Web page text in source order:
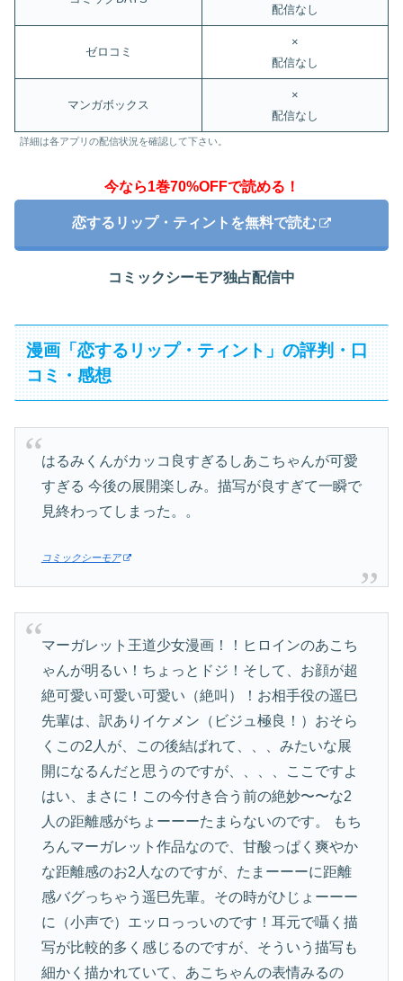
配信なし
ゼロコミ
×
配信なし
マンガボックス
×
配信なし
詳細は各アプリの配信状況を確認して下さい。
今なら1巻70%OFFで読める！
恋するリップ・ティントを無料で読む
コミックシーモア独占配信中
漫画「恋するリップ・ティント」の評判・口
コミ・感想
はるみくんがカッコ良すぎるしあこちゃんが可愛
すぎる 今後の展開楽しみ。描写が良すぎて一瞬で
見終わってしまった。。
コミックシーモア
マーガレット王道少女漫画！！ヒロインのあこち
ゃんが明るい！ちょっとドジ！そして、お顔が超
絶可愛い可愛い可愛い（絶叫）！お相手役の遥巳
先輩は、訳ありイケメン（ビジュ極良！）おそら
くこの2人が、この後結ばれて、、、みたいな展
開になるんだと思うのですが、、、、ここですよ
はい、まさに！この今付き合う前の絶妙〜〜な2
人の距離感がちょーーーたまらないのです。 もち
ろんマーガレット作品なので、甘酸っぱく爽やか
な距離感のお2人なのですが、たまーーーに距離
感バグっちゃう遥巳先輩。その時がひじょーーー
に（小声で）エッロっっいのです！耳元で囁く描
写が比較的多く感じるのですが、そういう描写も
細かく描かれていて、あこちゃんの表情みるの